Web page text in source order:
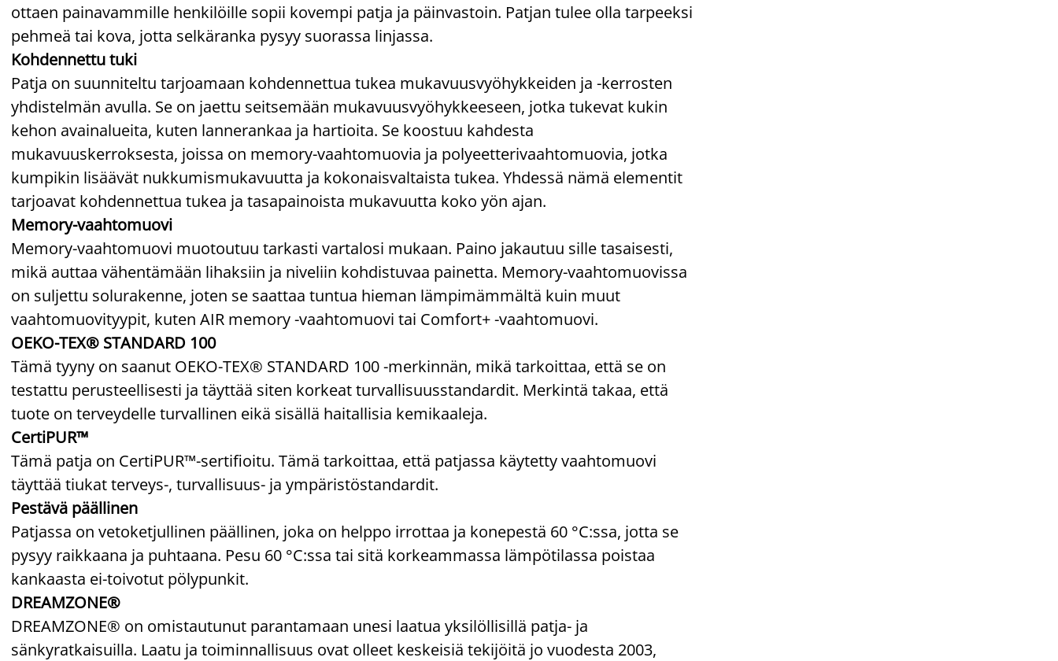
ottaen painavammille henkilöille sopii kovempi patja ja päinvastoin. Patjan tulee olla tarpeeksi
pehmeä tai kova, jotta selkäranka pysyy suorassa linjassa.
Kohdennettu tuki
Patja on suunniteltu tarjoamaan kohdennettua tukea mukavuusvyöhykkeiden ja -kerrosten
yhdistelmän avulla. Se on jaettu seitsemään mukavuusvyöhykkeeseen, jotka tukevat kukin
kehon avainalueita, kuten lannerankaa ja hartioita. Se koostuu kahdesta
mukavuuskerroksesta, joissa on memory-vaahtomuovia ja polyeetterivaahtomuovia, jotka
kumpikin lisäävät nukkumismukavuutta ja kokonaisvaltaista tukea. Yhdessä nämä elementit
tarjoavat kohdennettua tukea ja tasapainoista mukavuutta koko yön ajan.
Memory-vaahtomuovi
Memory-vaahtomuovi muotoutuu tarkasti vartalosi mukaan. Paino jakautuu sille tasaisesti,
mikä auttaa vähentämään lihaksiin ja niveliin kohdistuvaa painetta. Memory-vaahtomuovissa
on suljettu solurakenne, joten se saattaa tuntua hieman lämpimämmältä kuin muut
vaahtomuovityypit, kuten AIR memory -vaahtomuovi tai Comfort+ -vaahtomuovi.
OEKO-TEX® STANDARD 100
Tämä tyyny on saanut OEKO-TEX® STANDARD 100 -merkinnän, mikä tarkoittaa, että se on
testattu perusteellisesti ja täyttää siten korkeat turvallisuusstandardit. Merkintä takaa, että
tuote on terveydelle turvallinen eikä sisällä haitallisia kemikaaleja.
CertiPUR™
Tämä patja on CertiPUR™-sertifioitu. Tämä tarkoittaa, että patjassa käytetty vaahtomuovi
täyttää tiukat terveys-, turvallisuus- ja ympäristöstandardit.
Pestävä päällinen
Patjassa on vetoketjullinen päällinen, joka on helppo irrottaa ja konepestä 60 °C:ssa, jotta se
pysyy raikkaana ja puhtaana. Pesu 60 °C:ssa tai sitä korkeammassa lämpötilassa poistaa
kankaasta ei-toivotut pölypunkit.
DREAMZONE®
DREAMZONE® on omistautunut parantamaan unesi laatua yksilöllisillä patja- ja
sänkyratkaisuilla. Laatu ja toiminnallisuus ovat olleet keskeisiä tekijöitä jo vuodesta 2003,